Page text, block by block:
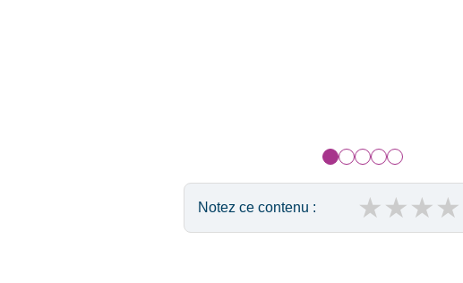
Notez ce contenu : ★
★
★
★